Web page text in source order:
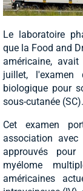
Le laboratoire
que la Food and
américaine,
juillet,
biologique pour
sous-cutanée (SC).
Cet examen
association avec
approuvés
myélome
américaines